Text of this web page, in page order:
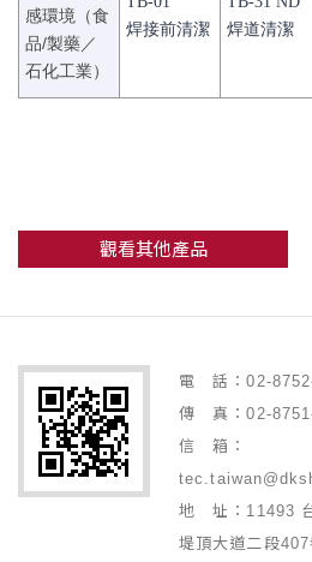
感環境（食
品/製藥／
石化工業）
焊接前清潔
焊道清潔
觀看其他產品
電 話：02-
傳 真：02-
信 箱：
地 址：11493
堤頂大道二段